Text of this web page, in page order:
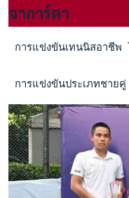
จาการ์ตา
การแข่งขันเทนนิสอาชี
การแข่งขันประเภทชา